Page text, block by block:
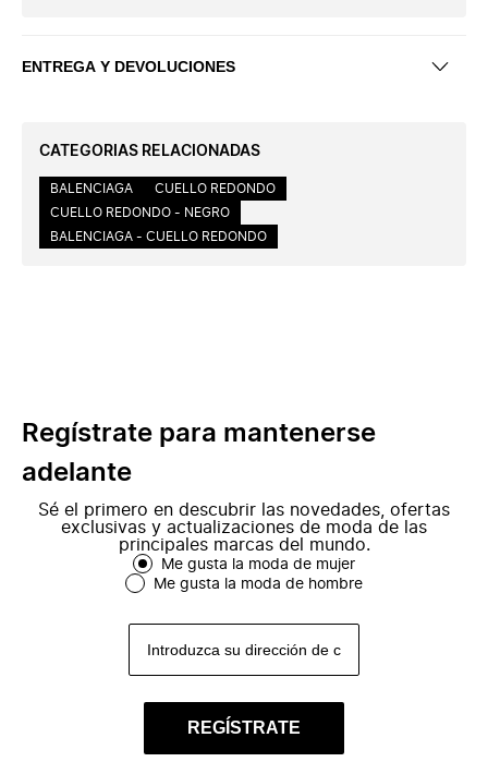
ENTREGA Y DEVOLUCIONES
CATEGORIAS RELACIONADAS
BALENCIAGA
CUELLO REDONDO
CUELLO REDONDO - NEGRO
BALENCIAGA - CUELLO REDONDO
Regístrate para mantenerse
adelante
Sé el primero en descubrir las novedades, ofertas
exclusivas y actualizaciones de moda de las
principales marcas del mundo.
Me gusta la moda de mujer
Me gusta la moda de hombre
REGÍSTRATE